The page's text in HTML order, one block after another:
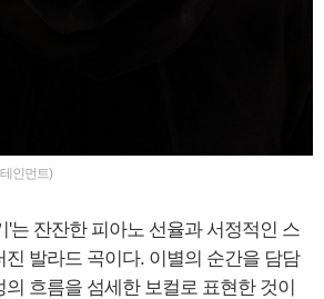
인먼트)
'는 잔잔한 피아노 선율과 서정적인 스
발라드 곡이다. 이별의 순간을 담담
흐름을 섬세한 보컬로 표현한 것이